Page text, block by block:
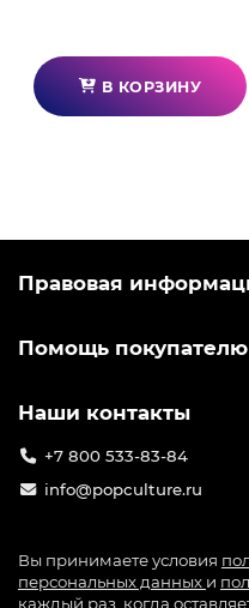
В КОРЗИНУ
Правовая
Помощь покупателю
Наши контакты
+7 800 533-83-84
info@popculture.ru
Вы принимаете условия
персональных данных и
каждый раз, когда